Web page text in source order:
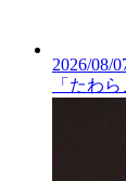
2026/08/
「たわ